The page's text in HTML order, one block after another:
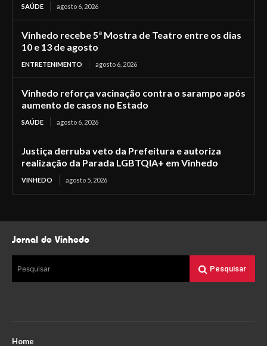
SAÚDE agosto 6, 2026
Vinhedo recebe 5ª Mostra de Teatro entre os dias
10 e 13 de agosto
ENTRETENIMENTO agosto 6, 2026
Vinhedo reforça vacinação contra o sarampo após
aumento de casos no Estado
SAÚDE agosto 6, 2026
Justiça derruba veto da Prefeitura e autoriza
realização da Parada LGBTQIA+ em Vinhedo
VINHEDO agosto 5, 2026
Jornal de Vinhedo
Pesquisar Pesquisar
Home